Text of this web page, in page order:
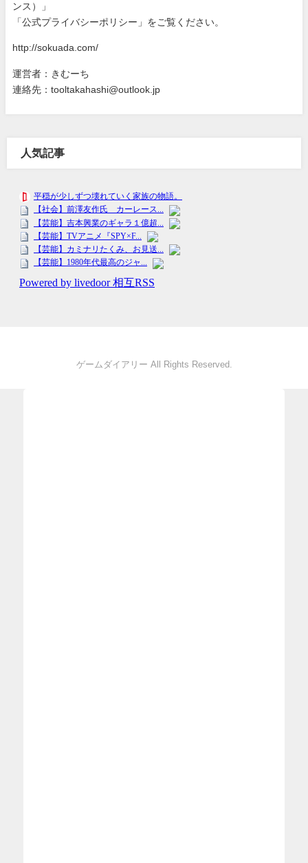
ンス）」
「公式プライバシーポリシー」をご覧ください。
http://sokuada.com/
運営者：きむーち
連絡先：tooltakahashi@outlook.jp
人気記事
ゲームダイアリー All Rights Reserved.